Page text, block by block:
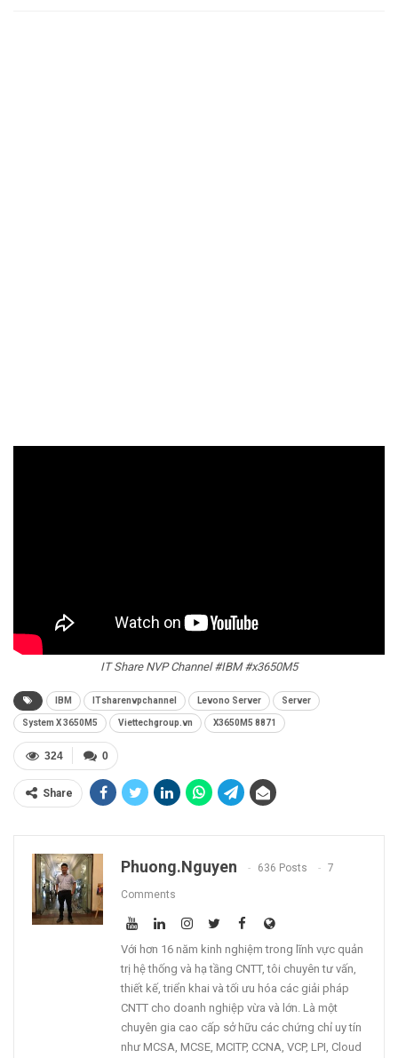
IT Share NVP Channel #IBM #x3650M5
IBM ITsharenvpchannel Levono Server Server
System X 3650M5 Viettechgroup.vn X3650M5 8871
0
324
Share
Phuong.nguyen 636 Posts 7
Comments
Với hơn 16 năm kinh nghiệm trong lĩnh vực quản
trị hệ thống và hạ tầng CNTT, tôi chuyên tư vấn,
thiết kế, triển khai và tối ưu hóa các giải pháp
CNTT cho doanh nghiệp vừa và lớn. Là một
chuyên gia cao cấp sở hữu các chứng chỉ uy tín
như MCSA, MCSE, MCITP, CCNA, VCP, LPI, Cloud